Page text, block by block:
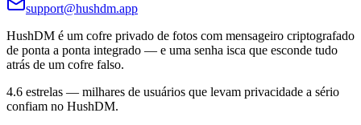
support@hushdm.app
HushDM é um cofre privado de fotos com mensageiro criptografado
de ponta a ponta integrado — e uma senha isca que esconde tudo
atrás de um cofre falso.
4.6 estrelas — milhares de usuários que levam privacidade a sério
confiam no HushDM.